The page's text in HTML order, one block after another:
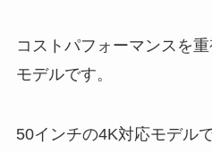
コストパフォーマンスを
モデルです。
50インチの4K対応モデル